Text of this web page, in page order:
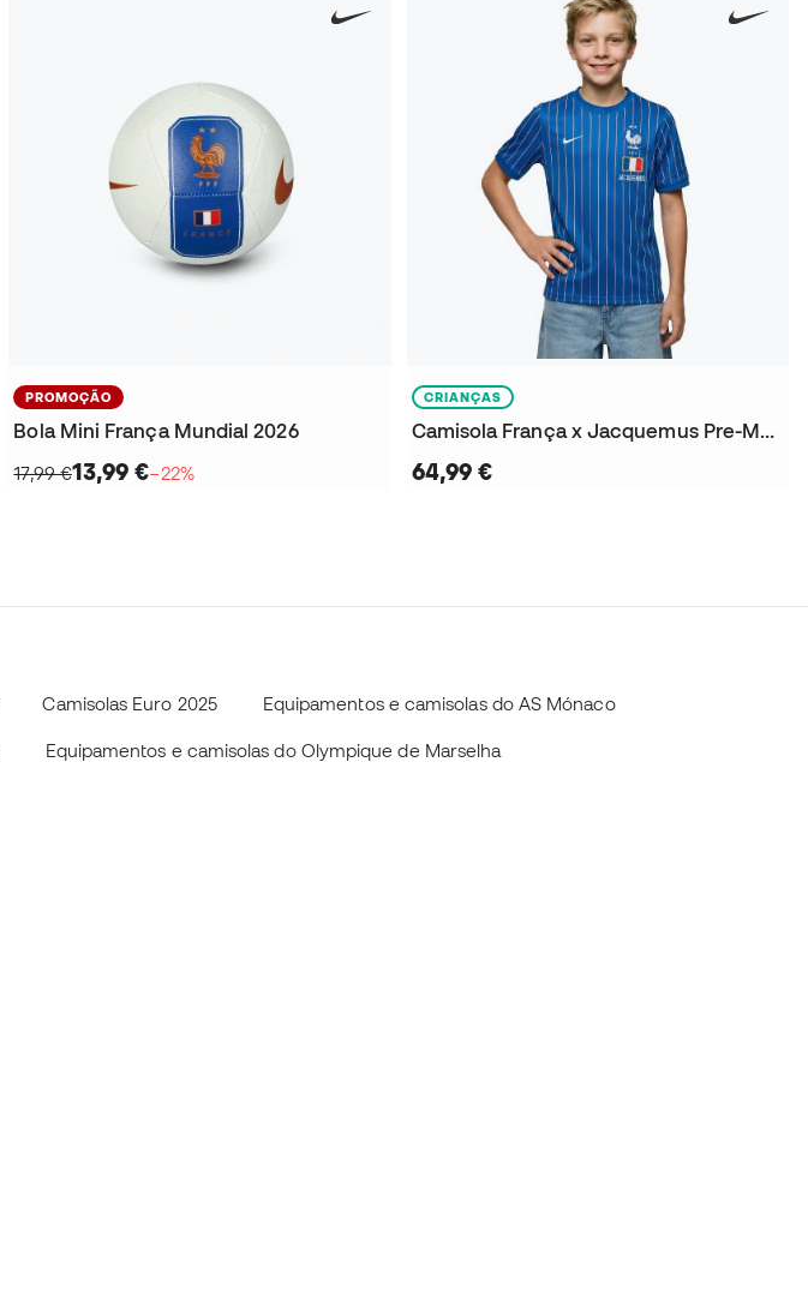
PROMOÇÃO
Bola Mini França Mundial 2026
17,99 €13,99 €−22%
CRIANÇAS
Camisola França x Jacquemus Pre-Match Mundial 2026 Criança
64,99 €
Camisolas Euro 2025 Equipamentos e camisolas do AS Mónaco
Equipamentos e camisolas do Olympique de Marselha